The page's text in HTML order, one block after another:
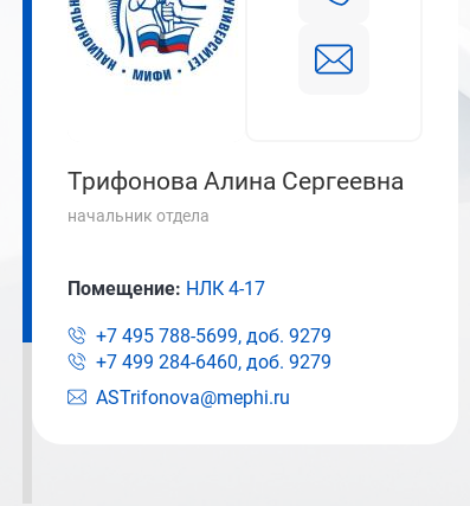
Трифонова Алина Сергеевна
начальник отдела
ASTrifonova@mephi.ru
Помещение: НЛК 4-17
+7 495 788-5699, доб. 9279
+7 499 284-6460, доб. 9279